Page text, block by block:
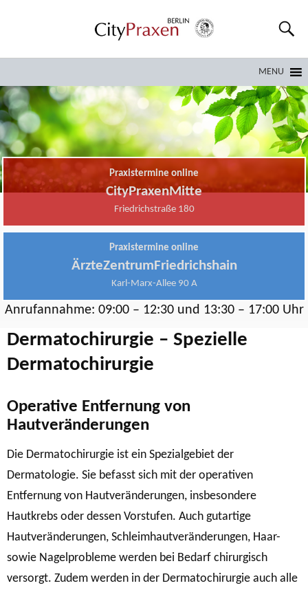
MENU
Praxistermine online
CityPraxenMitte
Friedrichstraße 180
Praxistermine online
ÄrzteZentrumFriedrichshain
Karl-Marx-Allee 90 A
Anrufannahme: 09:00 – 12:30 und 13:30 – 17:00 Uhr
Dermatochirurgie – Spezielle
Dermatochirurgie
Operative Entfernung von
Hautveränderungen
Die Dermatochirurgie ist ein Spezialgebiet der
Dermatologie. Sie befasst sich mit der operativen
Entfernung von Hautveränderungen, insbesondere
Hautkrebs oder dessen Vorstufen. Auch gutartige
Hautveränderungen, Schleimhautveränderungen, Haar-
sowie Nagelprobleme werden bei Bedarf chirurgisch
versorgt. Zudem werden in der Dermatochirurgie auch alle